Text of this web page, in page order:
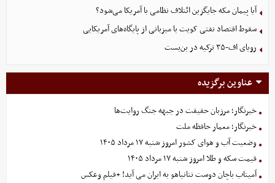
آیا پیمان مکه جایگزین ائتلاف نظامی با آمریکا می‌شود؟
سقوط اقتصاد نفتی کویت با میزبانی از پایگاه‌های آمریکایی
رویای اف-۳۵ ترکیه در بن‌بست
عناوین برگزیده
خبرنگار؛ مرزبان حقیقت در جبهه جنگ روایت‌ها
خبرنگار؛ معمار حافظه ملت
وضعیت آب و هوای کشور امروز شنبه ۱۷ مرداد ۱۴۰۵
قیمت سکه و طلا امروز شنبه ۱۷ مرداد ۱۴۰۵
آمیتاب باچان دوست نتانیاهو به ایران می آید! +فیلم وعکس